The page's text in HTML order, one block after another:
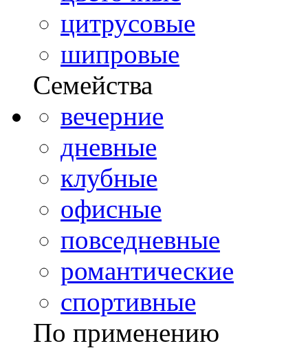
цитрусовые
шипровые
Семейства
вечерние
дневные
клубные
офисные
повседневные
романтические
спортивные
По применению